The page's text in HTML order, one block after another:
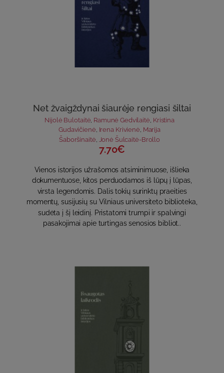
Net žvaigždynai šiaurėje rengiasi šiltai
Nijolė Bulotaitė Ramunė Gedvilaitė Kristina
Gudavičienė, Irena Krivienė, Marija
Šaboršinaitė Jonė Šulcaitė-Brollo
7.70€
Vienos istorijos užrašomos atsiminimuose, išlieka
dokumentuose, kitos perduodamos iš lūpų į lūpas,
virsta legendomis. Dalis tokių surinktų praeities
momentų, susijusių su Vilniaus universiteto biblioteka,
sudėta į šį leidinį. Pristatomi trumpi ir spalvingi
pasakojimai apie turtingas senosios bibliot..